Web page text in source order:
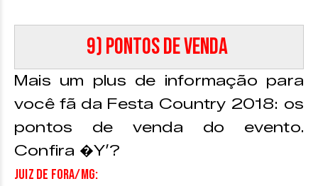
9) Pontos de venda
Mais um plus de informação para
você fã da Festa Country 2018: os
pontos de venda do evento.
Confira �Y’?
Juiz de Fora/MG: